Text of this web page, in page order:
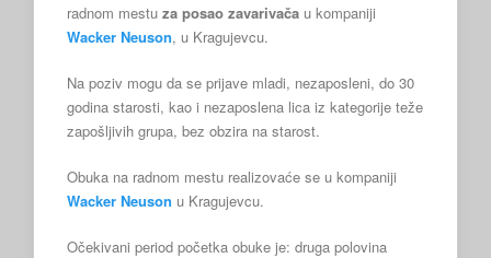
radnom mestu za posao zavarivača u kompaniji
Wacker Neuson, u Kragujevcu.
Na poziv mogu da se prijave mladi, nezaposleni, do 30
godina starosti, kao i nezaposlena lica iz kategorije teže
zapošljivih grupa, bez obzira na starost.
Obuka na radnom mestu realizovaće se u kompaniji
Wacker Neuson u Kragujevcu.
Očekivani period početka obuke je: druga polovina